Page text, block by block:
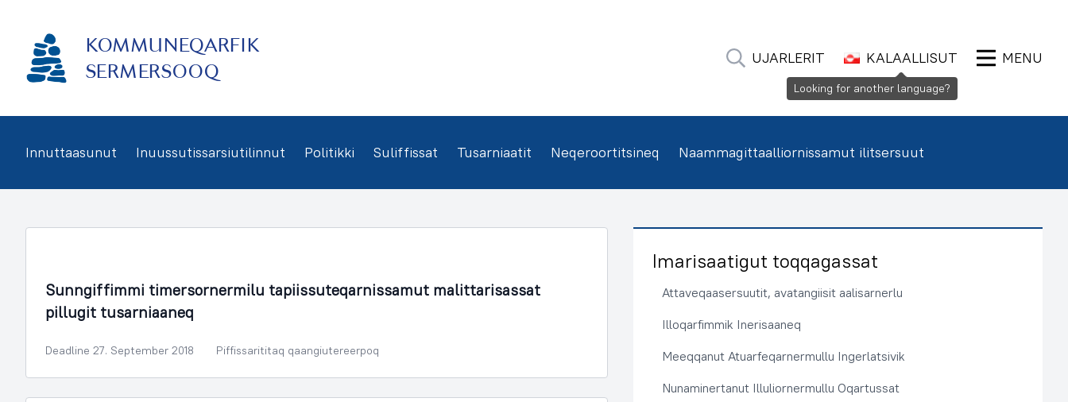
KOMMUNEQARFIK
SERMERSOOQ
UJARLERIT KALAALLISUT MENU
Innuttaasunut Inuussutissarsiutilinnut Politikki Suliffissat Tusarniaatit Neqeroortitsineq Naammagittaalliornissamut ilitsersuut
Sunngiffimmi timersornermilu tapiissuteqarnissamut malittarisassat
pillugit tusarniaaneq
Deadline 27. September 2018 Piffissarititaq qaangiutereerpoq
Imarisaatigut toqqagassat
Attaveqaasersuutit, avatangiisit aalisarnerlu
Illoqarfimmik Inerisaaneq
Meeqqanut Atuarfeqarnermullu Ingerlatsivik
Nunaminertanut Illuliornermullu Oqartussat
Looking for another language?